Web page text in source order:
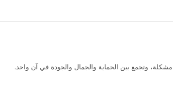
وتجمع بين الحماية والجمال والجودة في آن واحد.